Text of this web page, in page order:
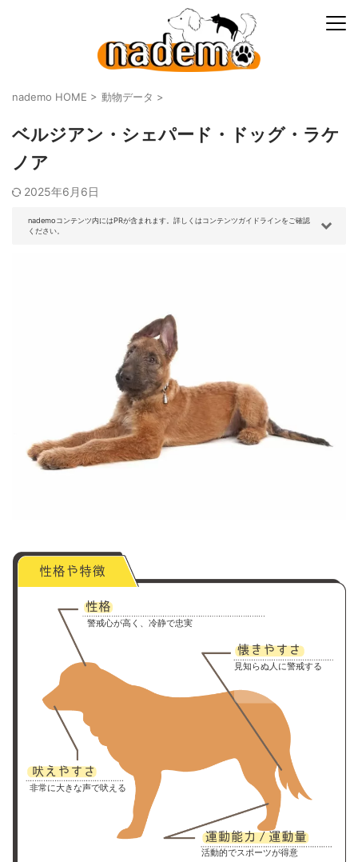
nademo HOME > 動物データ >
ベルジアン・シェパード・ドッグ・ラケ
ノア
2025年6月6日
nademoコンテンツ内にはPRが含まれます。詳しくはコンテンツガイドラインをご確認
ください。
警戒心が高く、冷静で忠実
見知らぬ人に警戒する
非常に大きな声で吠える
活動的でスポーツが得意